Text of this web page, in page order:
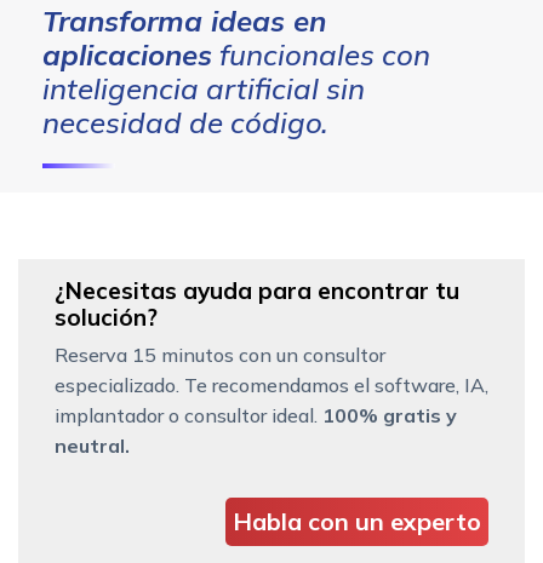
Transforma ideas en
aplicaciones funcionales con
inteligencia artificial sin
necesidad de código.
¿Necesitas ayuda para encontrar tu
solución?
Reserva 15 minutos con un consultor
especializado. Te recomendamos el software, IA,
implantador o consultor ideal. 100% gratis y
neutral.
Habla con un experto